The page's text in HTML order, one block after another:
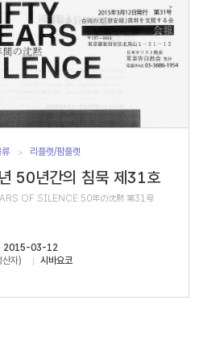
리플렛/팜플렛
50년간의 침묵 제31호
OF SILENCE 50年の沈黙 第31号
2015-03-12
산자)
시바요코